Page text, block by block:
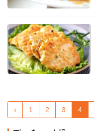
‹ 1 2 3 4